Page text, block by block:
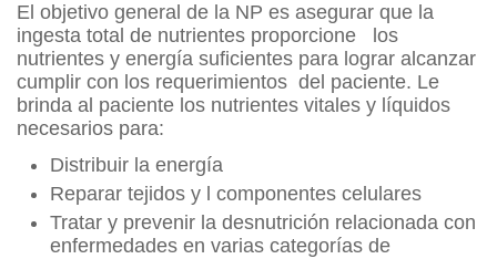
El objetivo general de la NP es asegurar que la
ingesta total de nutrientes proporcione los
nutrientes y energía suficientes para lograr alcanzar
cumplir con los requerimientos del paciente. Le
brinda al paciente los nutrientes vitales y líquidos
necesarios para:
Distribuir la energía
Reparar tejidos y l componentes celulares
Tratar y prevenir la desnutrición relacionada con
enfermedades en varias categorías de